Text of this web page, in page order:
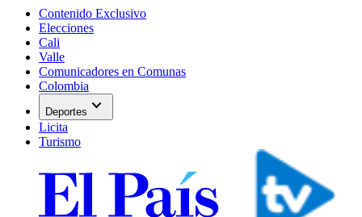
Contenido Exclusivo
Elecciones
Cali
Valle
Comunicadores en Comunas
Colombia
Deportes expand_more
Licita
Turismo